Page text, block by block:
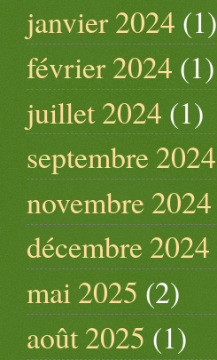
janvier 2024 (1)
février 2024 (1)
juillet 2024 (1)
septembre 2024
novembre 2024
décembre 2024
mai 2025 (2)
août 2025 (1)